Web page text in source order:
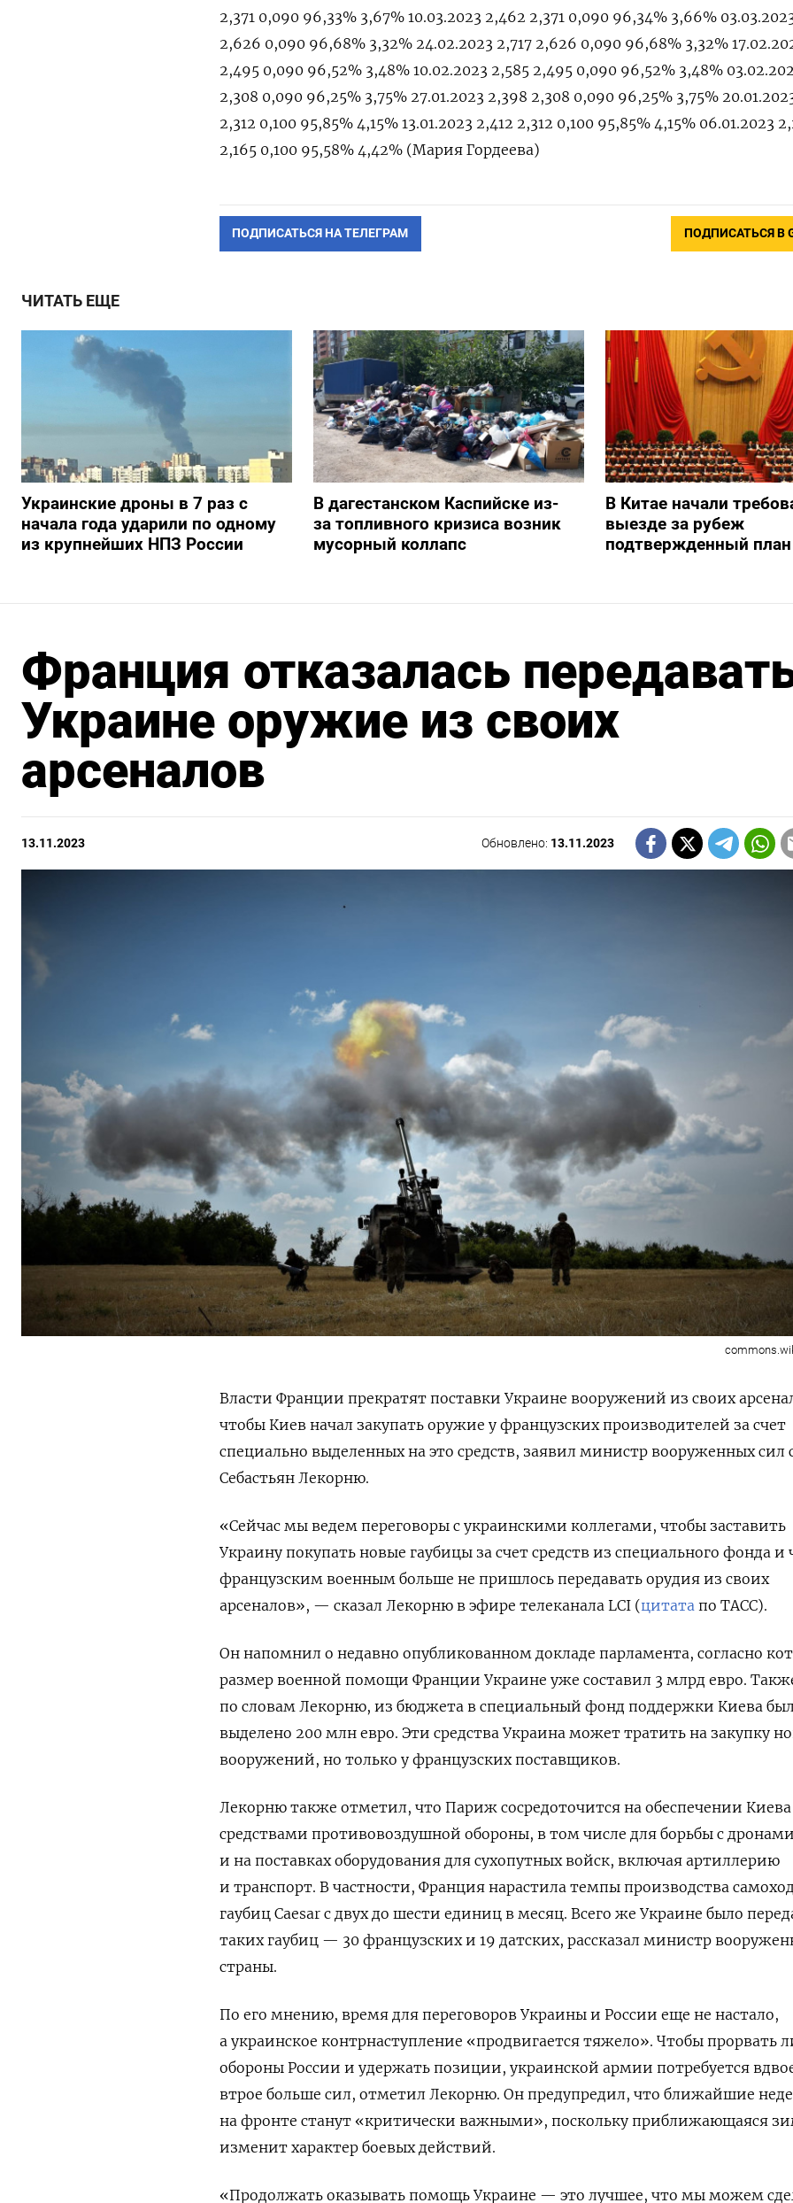
2,371 0,090 96,33% 3,67% 10.03.2023 2,462 2,371 0,090 96,34% 3,66%
2,626 0,090 96,68% 3,32% 24.02.2023 2,717 2,626 0,090 96,68% 3,32%
2,495 0,090 96,52% 3,48% 10.02.2023 2,585 2,495 0,090 96,52% 3,48%
2,308 0,090 96,25% 3,75% 27.01.2023 2,398 2,308 0,090 96,25% 3,75%
2,312 0,100 95,85% 4,15% 13.01.2023 2,412 2,312 0,100 95,85% 4,15% 06.01.2023
2,165 0,100 95,58% 4,42% (Мария Гордеева)
ПОДПИСАТЬСЯ НА ТЕЛЕГРАМ ПОДПИСАТЬСЯ В
ЧИТАТЬ ЕЩЕ
Украинские дроны в 7 раз с
начала года ударили по одному
из крупнейших НПЗ России
В дагестанском Каспийске из-
за топливного кризиса возник
мусорный коллапс
В Китае начали
выезде за рубеж
подтвержденный
Франция отказалась
Украине оружие из своих
арсеналов
13.11.2023 Обновлено: 13.11.2023
Власти Франции прекратят поставки Украине вооружений из своих
чтобы Киев начал закупать оружие у французских производителей за счет
специально выделенных на это средств, заявил министр вооруженных сил
Себастьян Лекорню.
«Сейчас мы ведем переговоры с украинскими коллегами, чтобы заставить
Украину покупать новые гаубицы за счет средств из специального фонда и
французским военным больше не пришлось передавать орудия из своих
арсеналов», — сказал Лекорню в эфире телеканала LCI (цитата по ТАСС).
Он напомнил о недавно опубликованном докладе парламента, согласно
размер военной помощи Франции Украине уже составил 3 млрд евро.
по словам Лекорню, из бюджета в специальный фонд поддержки Киева
выделено 200 млн евро. Эти средства Украина может тратить на закупку
вооружений, но только у французских поставщиков.
Лекорню также отметил, что Париж сосредоточится на обеспечении Киева
средствами противовоздушной обороны, в том числе для борьбы с
и на поставках оборудования для сухопутных войск, включая артиллерию
и транспорт. В частности, Франция нарастила темпы производства
гаубиц Caesar с двух до шести единиц в месяц. Всего же Украине было
таких гаубиц — 30 французских и 19 датских, рассказал министр
страны.
По его мнению, время для переговоров Украины и России еще не настало,
а украинское контрнаступление «продвигается тяжело». Чтобы прорвать
обороны России и удержать позиции, украинской армии потребуется
втрое больше сил, отметил Лекорню. Он предупредил, что ближайшие
на фронте станут «критически важными», поскольку приближающаяся
изменит характер боевых действий.
«Продолжать оказывать помощь Украине — это лучшее, что мы можем